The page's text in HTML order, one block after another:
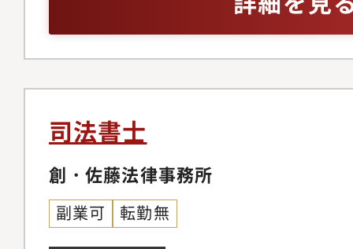
め、協調性のある
司法書士
創・佐藤法律事務所
副業可 転勤無